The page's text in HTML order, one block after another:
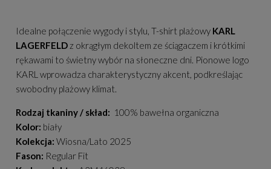
Idealne połączenie wygody i stylu, T-shirt plażowy KARL
LAGERFELD z okrągłym dekoltem ze ściągaczem i krótkimi
rękawami to świetny wybór na słoneczne dni. Pionowe logo
KARL wprowadza charakterystyczny akcent, podkreślając
swobodny plażowy klimat.
Rodzaj tkaniny / skład: 100% bawełna organiczna
Kolor: biały
Kolekcja: Wiosna/Lato 2025
Fason: Regular Fit